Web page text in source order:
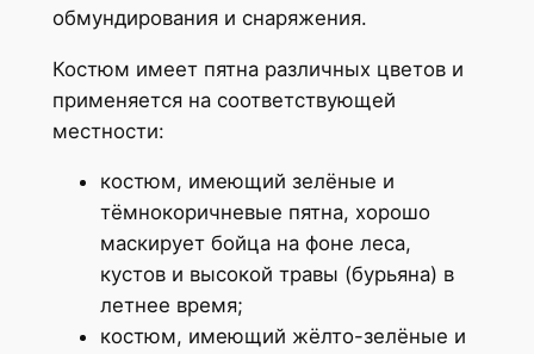
обмундирования и снаряжения.
Костюм имеет пятна различных цветов и
применяется на соответствующей
местности:
костюм, имеющий зелёные и
тёмнокоричневые пятна, хорошо
маскирует бойца на фоне леса,
кустов и высокой травы (бурьяна) в
летнее время;
костюм, имеющий жёлто-зелёные и